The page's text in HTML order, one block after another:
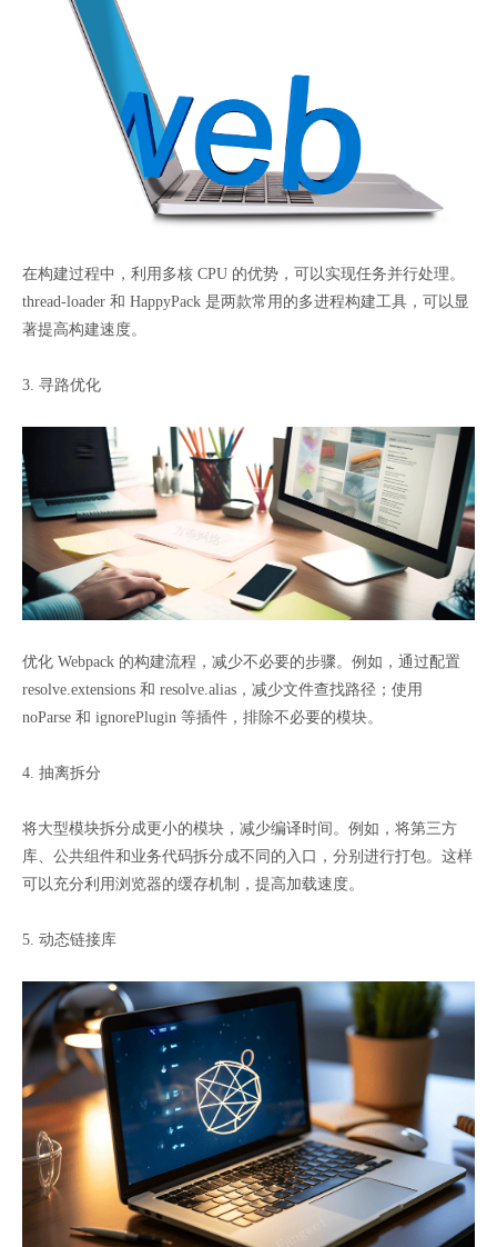
在构建过程中，利用多核 CPU 的优势，可以实现任务并行处理。
thread-loader 和 HappyPack 是两款常用的多进程构建工具，可以显
著提高构建速度。
3. 寻路优化
优化 Webpack 的构建流程，减少不必要的步骤。例如，通过配置
resolve.extensions 和 resolve.alias，减少文件查找路径；使用
noParse 和 ignorePlugin 等插件，排除不必要的模块。
4. 抽离拆分
将大型模块拆分成更小的模块，减少编译时间。例如，将第三方
库、公共组件和业务代码拆分成不同的入口，分别进行打包。这样
可以充分利用浏览器的缓存机制，提高加载速度。
5. 动态链接库